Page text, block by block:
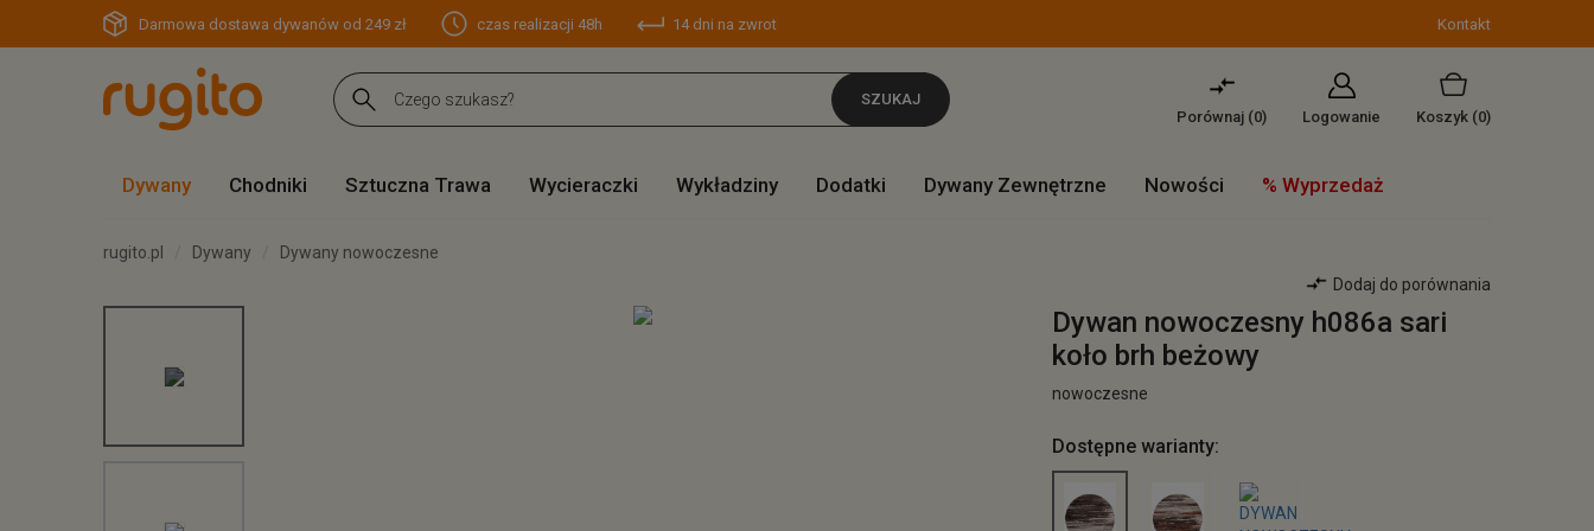
Darmowa dostawa dywanów od 249 zł czas realizacji 48h 14 dni na zwrot Kontakt
SZUKAJ
Porównaj (0) Logowanie Koszyk (0)
Dywany Chodniki Sztuczna Trawa Wycieraczki Wykładziny Dodatki Dywany Zewnętrzne Nowości % Wyprzedaż
rugito.pl Dywany
Dywany nowoczesne
Dodaj do porównania
Dywan nowoczesny h086a sari
koło brh beżowy
nowoczesne
Dostępne warianty: